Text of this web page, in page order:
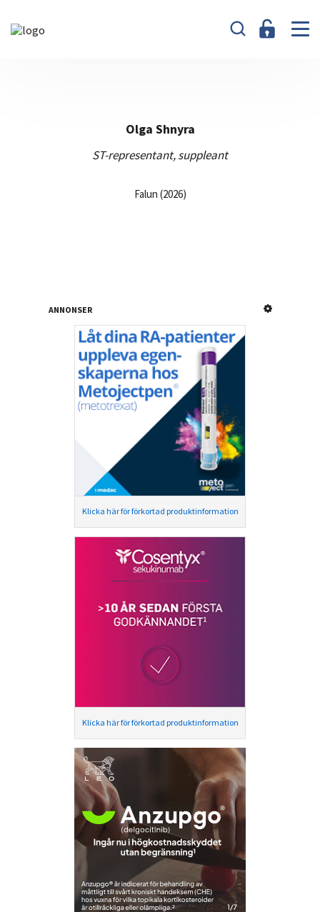
Olga Shnyra
ST-representant, suppleant
Falun (2026)
ANNONSER
Klicka här för förkortad produktinformation
Klicka här för förkortad produktinformation